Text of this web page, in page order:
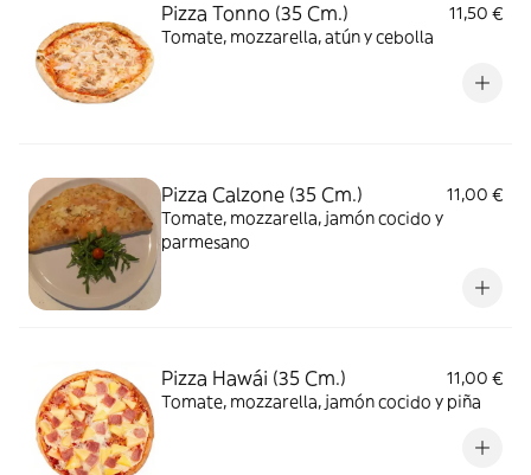
Pizza Tonno (35 Cm.)
11,50 €
Tomate, mozzarella, atún y cebolla
Pizza Calzone (35 Cm.)
11,00 €
Tomate, mozzarella, jamón cocido y
parmesano
Pizza Hawái (35 Cm.)
11,00 €
Tomate, mozzarella, jamón cocido y piña